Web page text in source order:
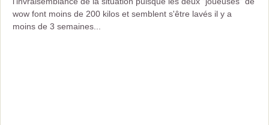
wow font moins de 200 kilos et semblent s'être lavés il y a
moins de 3 semaines...